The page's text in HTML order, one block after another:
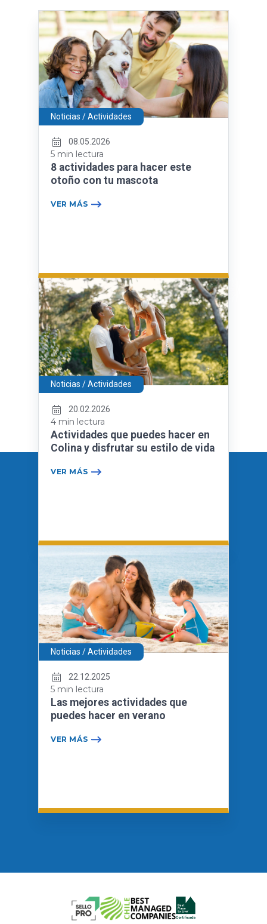
Noticias / Actividades
08.05.2026
5 min lectura
8 actividades para hacer este
otoño con tu mascota
VER MÁS
Noticias / Actividades
20.02.2026
4 min lectura
Actividades que puedes hacer en
Colina y disfrutar su estilo de vida
VER MÁS
Noticias / Actividades
22.12.2025
5 min lectura
Las mejores actividades que
puedes hacer en verano
VER MÁS